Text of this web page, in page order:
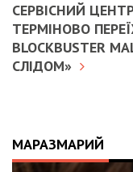
СЕРВІСНИЙ
ТЕРМІНОВО
BLOCKBUSTER
СЛІДОМ»
МАРАЗМАРИЙ